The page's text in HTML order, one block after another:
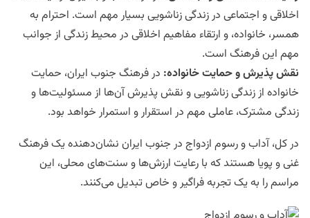
اخلاقی و اجتماعی در زندگی زناشویی بسیار مهم است. احترام به
همسر، خانواده، و ارتقاء مفاهیم اخلاقی در محیط زندگی از جوانب
مهم این فرهنگ است.
نقش پذیرش و حمایت خانواده: در فرهنگ جنوب ایران، حمایت
خانواده از زندگی زناشویی و نقش پذیرش آن‌ها از مسئولیت‌ها و
زندگی مشترک، عاملی مهم در استقرار و استمرار خواهد بود.
در کل، آداب و رسوم ازدواج در جنوب ایران نشان‌دهنده یک فرهنگ
غنی و پویا هستند که با رعایت ارزش‌ها و سنت‌های محلی، این
مراسم را به یک تجربه فراگیر و خاص تبدیل می‌کنند.